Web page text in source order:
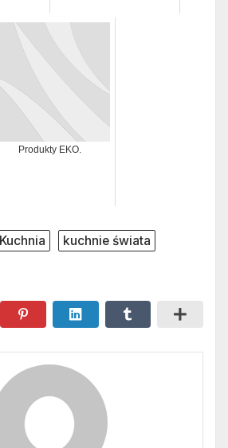
Produkty EKO.
Kuchnia
kuchnie świata